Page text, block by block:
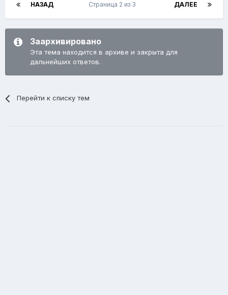
НАЗАД ДАЛЕЕ
Страница 2 из 3
Заархивировано
Эта тема находится в архиве и закрыта для
дальнейших ответов.
Перейти к списку тем